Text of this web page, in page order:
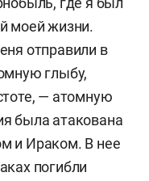
моей жизни.
отправили в
глыбу,
— атомную
была атакована
и Ираком. В нее
погибли